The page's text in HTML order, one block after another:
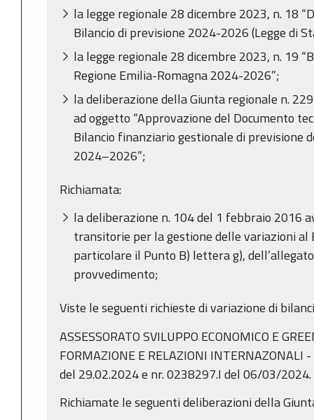
la legge regionale 28 dicembre 2023, n. 18
Bilancio di previsione 2024-2026 (Legge di
la legge regionale 28 dicembre 2023, n. 19
Regione Emilia-Romagna 2024-2026”;
la deliberazione della Giunta regionale n.
ad oggetto “Approvazione del Documento
Bilancio finanziario gestionale di previsione
2024–2026”;
Richiamata:
la deliberazione n. 104 del 1 febbraio 2016
transitorie per la gestione delle variazioni al
particolare il Punto B) lettera g),
provvedimento;
Viste le seguenti richieste di variazione di
ASSESSORATO SVILUPPO ECONOMICO E
FORMAZIONE E RELAZIONI
del 29.02.2024 e nr. 0238297.I del 06/03/2024.
Richiamate le seguenti deliberazioni della